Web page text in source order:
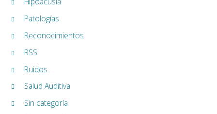
Patologías
Reconocimientos
RSS
Ruidos
Salud Auditiva
Sin categoría